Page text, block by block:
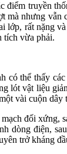
điểm truyền
mà nhưng
lớp, rất nặng
tích vừa phải.
có thể thấy
lót vật liệu
vài cuộn dây
đối xứng,
dòng điện,
trở kháng